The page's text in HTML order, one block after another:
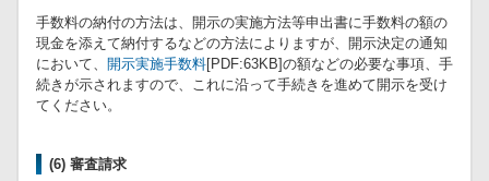
手数料の納付の方法は、開示の実施方法等申出書に手数料の額の
現金を添えて納付するなどの方法によりますが、開示決定の通知
において、 開示実施手数料[PDF:63KB]の額などの必要な事項、手
続きが示されますので、これに沿って手続きを進めて開示を受け
てください。
(6) 審査請求